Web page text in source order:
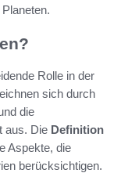
Rolle in der
sich durch
die
aus. Die Definition
Aspekte, die
berücksichtigen.